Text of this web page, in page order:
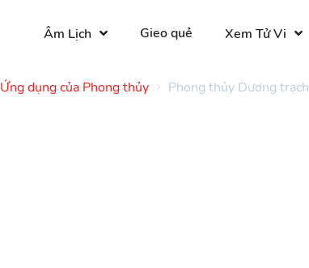
Âm Lịch Gieo quẻ Xem Tử Vi
Ứng dụng của Phong thủy Phong thủy Dương trạch